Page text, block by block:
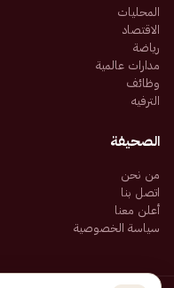
المحليات
الاقتصاد
رياضة
مدارات عالمية
وظائف
الترفيه
الصحيفة
من نحن
اتصل بنا
أعلن معنا
سياسة الخصوصية